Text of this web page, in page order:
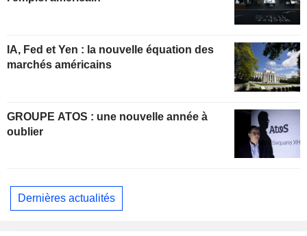
IA, Fed et Yen : la nouvelle équation des
marchés américains
GROUPE ATOS : une nouvelle année à
oublier
Dernières actualités